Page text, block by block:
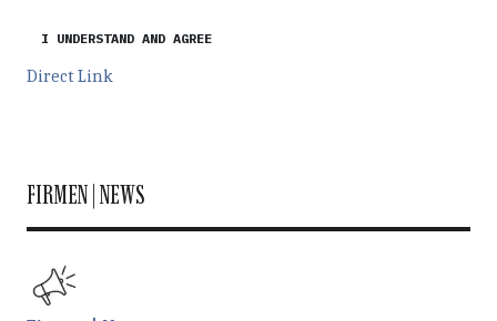
I UNDERSTAND AND AGREE
Direct Link
FIRMEN | NEWS